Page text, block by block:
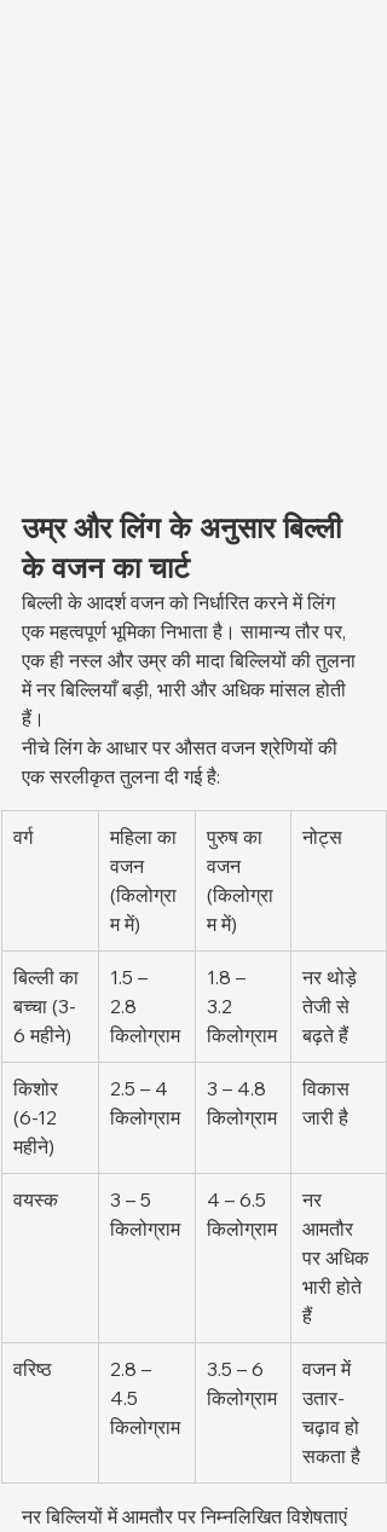
उम्र और लिंग के अनुसार बिल्ली
के वजन का चार्ट
बिल्ली के आदर्श वजन को निर्धारित करने में लिंग
एक महत्वपूर्ण भूमिका निभाता है। सामान्य तौर पर,
एक ही नस्ल और उम्र की मादा बिल्लियों की तुलना
में नर बिल्लियाँ बड़ी, भारी और अधिक मांसल होती
हैं।
नीचे लिंग के आधार पर औसत वजन श्रेणियों की
एक सरलीकृत तुलना दी गई है:
वर्ग
महिला का
वजन
(किलोग्रा
म में)
पुरुष का
वजन
(किलोग्रा
म में)
नोट्स
बिल्ली का
बच्चा (3-
6 महीने)
1.5 –
2.8
किलोग्राम
1.8 –
3.2
किलोग्राम
नर थोड़े
तेजी से
बढ़ते हैं
किशोर
(6-12
महीने)
2.5 – 4
किलोग्राम
3 – 4.8
किलोग्राम
विकास
जारी है
वयस्क
3 – 5
किलोग्राम
4 – 6.5
किलोग्राम
नर
आमतौर
पर अधिक
भारी होते
हैं
वरिष्ठ
2.8 –
4.5
किलोग्राम
3.5 – 6
किलोग्राम
वजन में
उतार-
चढ़ाव हो
सकता है
नर बिल्लियों में आमतौर पर निम्नलिखित विशेषताएं